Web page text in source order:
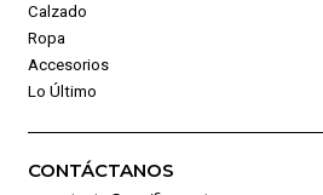
Calzado
Ropa
Accesorios
Lo Último
CONTÁCTANOS